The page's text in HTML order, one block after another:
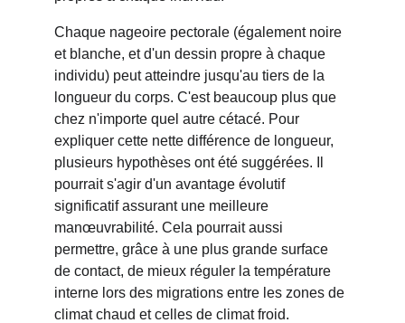
Chaque nageoire pectorale (également noire
et blanche, et d'un dessin propre à chaque
individu) peut atteindre jusqu'au tiers de la
longueur du corps. C'est beaucoup plus que
chez n'importe quel autre cétacé. Pour
expliquer cette nette différence de longueur,
plusieurs hypothèses ont été suggérées. Il
pourrait s'agir d'un avantage évolutif
significatif assurant une meilleure
manœuvrabilité. Cela pourrait aussi
permettre, grâce à une plus grande surface
de contact, de mieux réguler la température
interne lors des migrations entre les zones de
climat chaud et celles de climat froid.